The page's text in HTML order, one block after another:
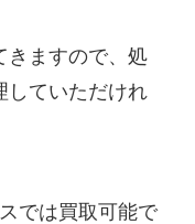
きますので、処
していただけれ
では買取可能で